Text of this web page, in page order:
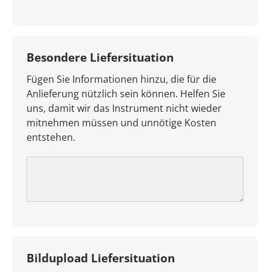
Besondere Liefersituation
Fügen Sie Informationen hinzu, die für die
Anlieferung nützlich sein können. Helfen Sie
uns, damit wir das Instrument nicht wieder
mitnehmen müssen und unnötige Kosten
entstehen.
Bildupload Liefersituation